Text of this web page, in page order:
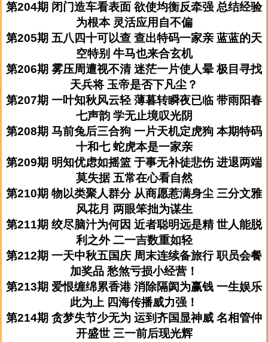
第204期 闭门造车看表面 欲使均衡反牵强 总结经验
为根本 灵活应用自不偏
第205期 五八四十可以查 查出特码一家亲 蓝蓝的天
空特别 牛马也来合玄机
第206期 雾压周遭视不清 迷茫一片使人晕 极目寻找
天兵将 玉帝是否下凡尘？
第207期 一叶知秋风云轻 薄暮转瞬夜已临 带雨阳春
七声韵 学无止境叹光阴
第208期 马前兔后三合狗 一片天机定虎狗 本期特码
十和七 蛇虎本是一家亲
第209期 明知优虑如摇篮 于事无补徒悲伤 进退两端
莫失据 五常在心看自然
第210期 物以类聚人群分 从商愿惹满身尘 三分文雅
风花月 两眼笨拙为谋生
第211期 绞尽脑汁为何因 近者聪明远是精 世人能脱
利之外 二一吉数重如轻
第212期 一天中秋五国庆 周末连续备旅行 职员会餐
加奖品 愁煞亏损小经营！
第213期 爱恨缠绵累香港 消除隔阂为赢钱 一生娱乐
此为上 四海传播威力强！
第214期 贪梦失节少无为 运到齐国显神威 名相管仲
开盛世 三一前后现光辉